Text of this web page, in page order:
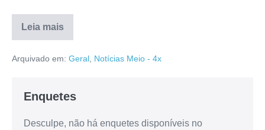
Leia mais
Arquivado em: Geral Notícias Meio - 4x
Enquetes
Desculpe, não há enquetes disponíveis no